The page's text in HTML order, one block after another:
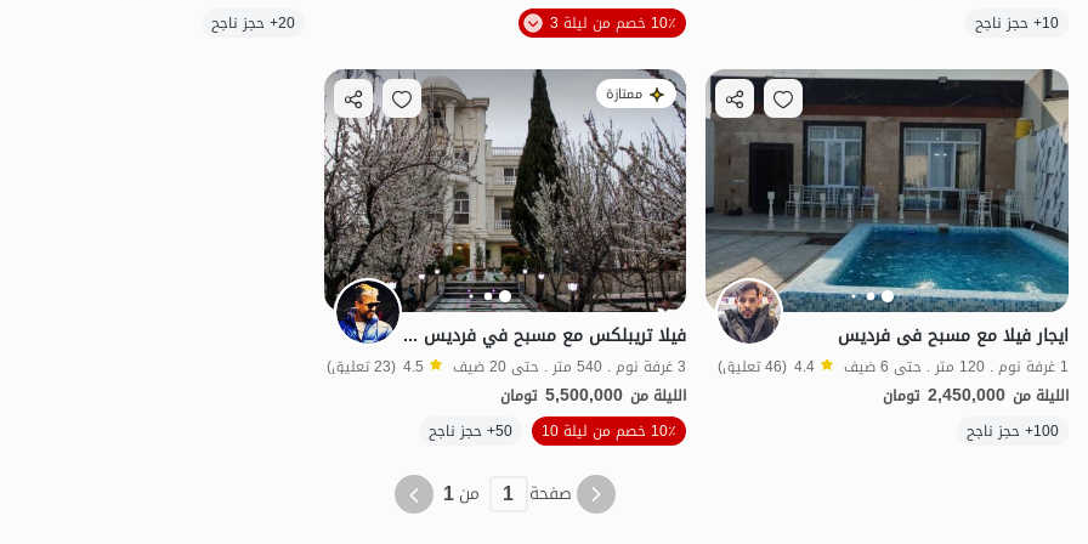
10+ حجز ناجح
بات نواز الموقع على الخريطة
10٪ خصم من ليلة 3
بات نواز
20+ حجز ناجح
ایجار فیلا مع مسبح فی فردیس
1 غرفة نوم . 120 متر . حتى 6 ضيف 4.4 (46 تعليق)
الليلة من 2,450,000 تومان
100+ حجز ناجح
الموقع على الخريطة
ممتازة
فيلا تريبلكس مع مسبح في فرديس كرج
3 غرفة نوم . 540 متر . حتى 20 ضيف 4.5 (23 تعليق)
الليلة من 5,500,000 تومان
10٪ خصم من ليلة 10
50+ حجز ناجح
صفحة 1 من1